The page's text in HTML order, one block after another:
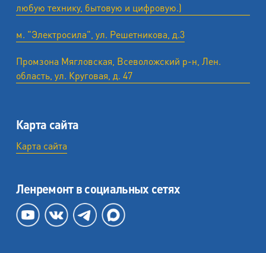
любую технику, бытовую и цифровую.)
м. "Электросила", ул. Решетникова, д.3
Промзона Мягловская, Всеволожский р-н, Лен.
область, ул. ​Круговая, д. 47
Карта сайта
Карта сайта
Ленремонт в социальных сетях